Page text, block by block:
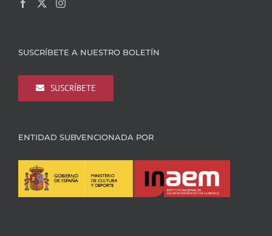
SUSCRÍBETE A NUESTRO BOLETÍN
SUSCRÍBETE
ENTIDAD SUBVENCIONADA POR